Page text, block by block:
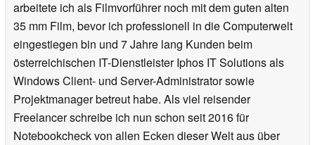
arbeitete ich als Filmvorführer noch mit dem guten alten
35 mm Film, bevor ich professionell in die Computerwelt
eingestiegen bin und 7 Jahre lang Kunden beim
österreichischen IT-Dienstleister Iphos IT Solutions als
Windows Client- und Server-Administrator sowie
Projektmanager betreut habe. Als viel reisender
Freelancer schreibe ich nun schon seit 2016 für
Notebookcheck von allen Ecken dieser Welt aus über